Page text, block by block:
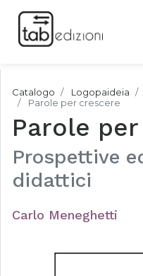
Catalogo Logopaideia
Parole per crescere
Parole
Prospettive
didattici
Carlo Meneghetti